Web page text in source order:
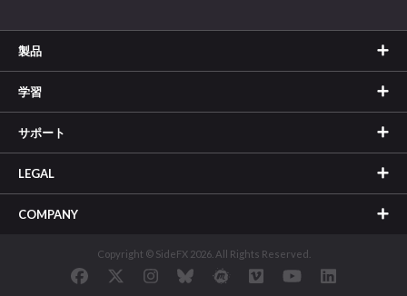
製品
学習
サポート
LEGAL
COMPANY
Copyright © SideFX 2026. All Rights Reserved.